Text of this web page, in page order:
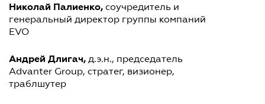
Николай Палиенко, соучредитель и
генеральный директор группы компаний
EVO
Андрей Длигач, д.э.н., председатель
Advanter Group, стратег, визионер,
траблшутер